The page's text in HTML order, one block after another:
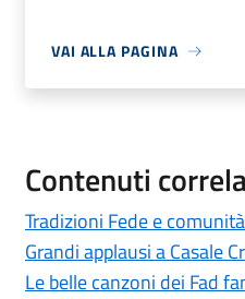
VAI ALLA PAGINA
Contenuti
Tradizioni Fede e
Grandi applausi a Casale
Le belle canzoni dei Fad